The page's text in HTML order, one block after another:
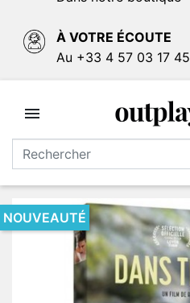
À VOTRE ÉCOUTE
Au +33 4 57 03 17 45

NOUVEAUTÉ